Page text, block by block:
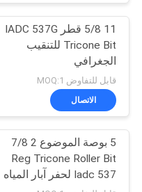
11 5/8 قطر IADC 537G
Tricone Bit للتنقيب
الجغرافي
قابل للتفاوض MOQ:1
الاتصال
5 بوصة الموضوع 2 7/8
Reg Tricone Roller Bit
Iadc 537 لحفر آبار المياه